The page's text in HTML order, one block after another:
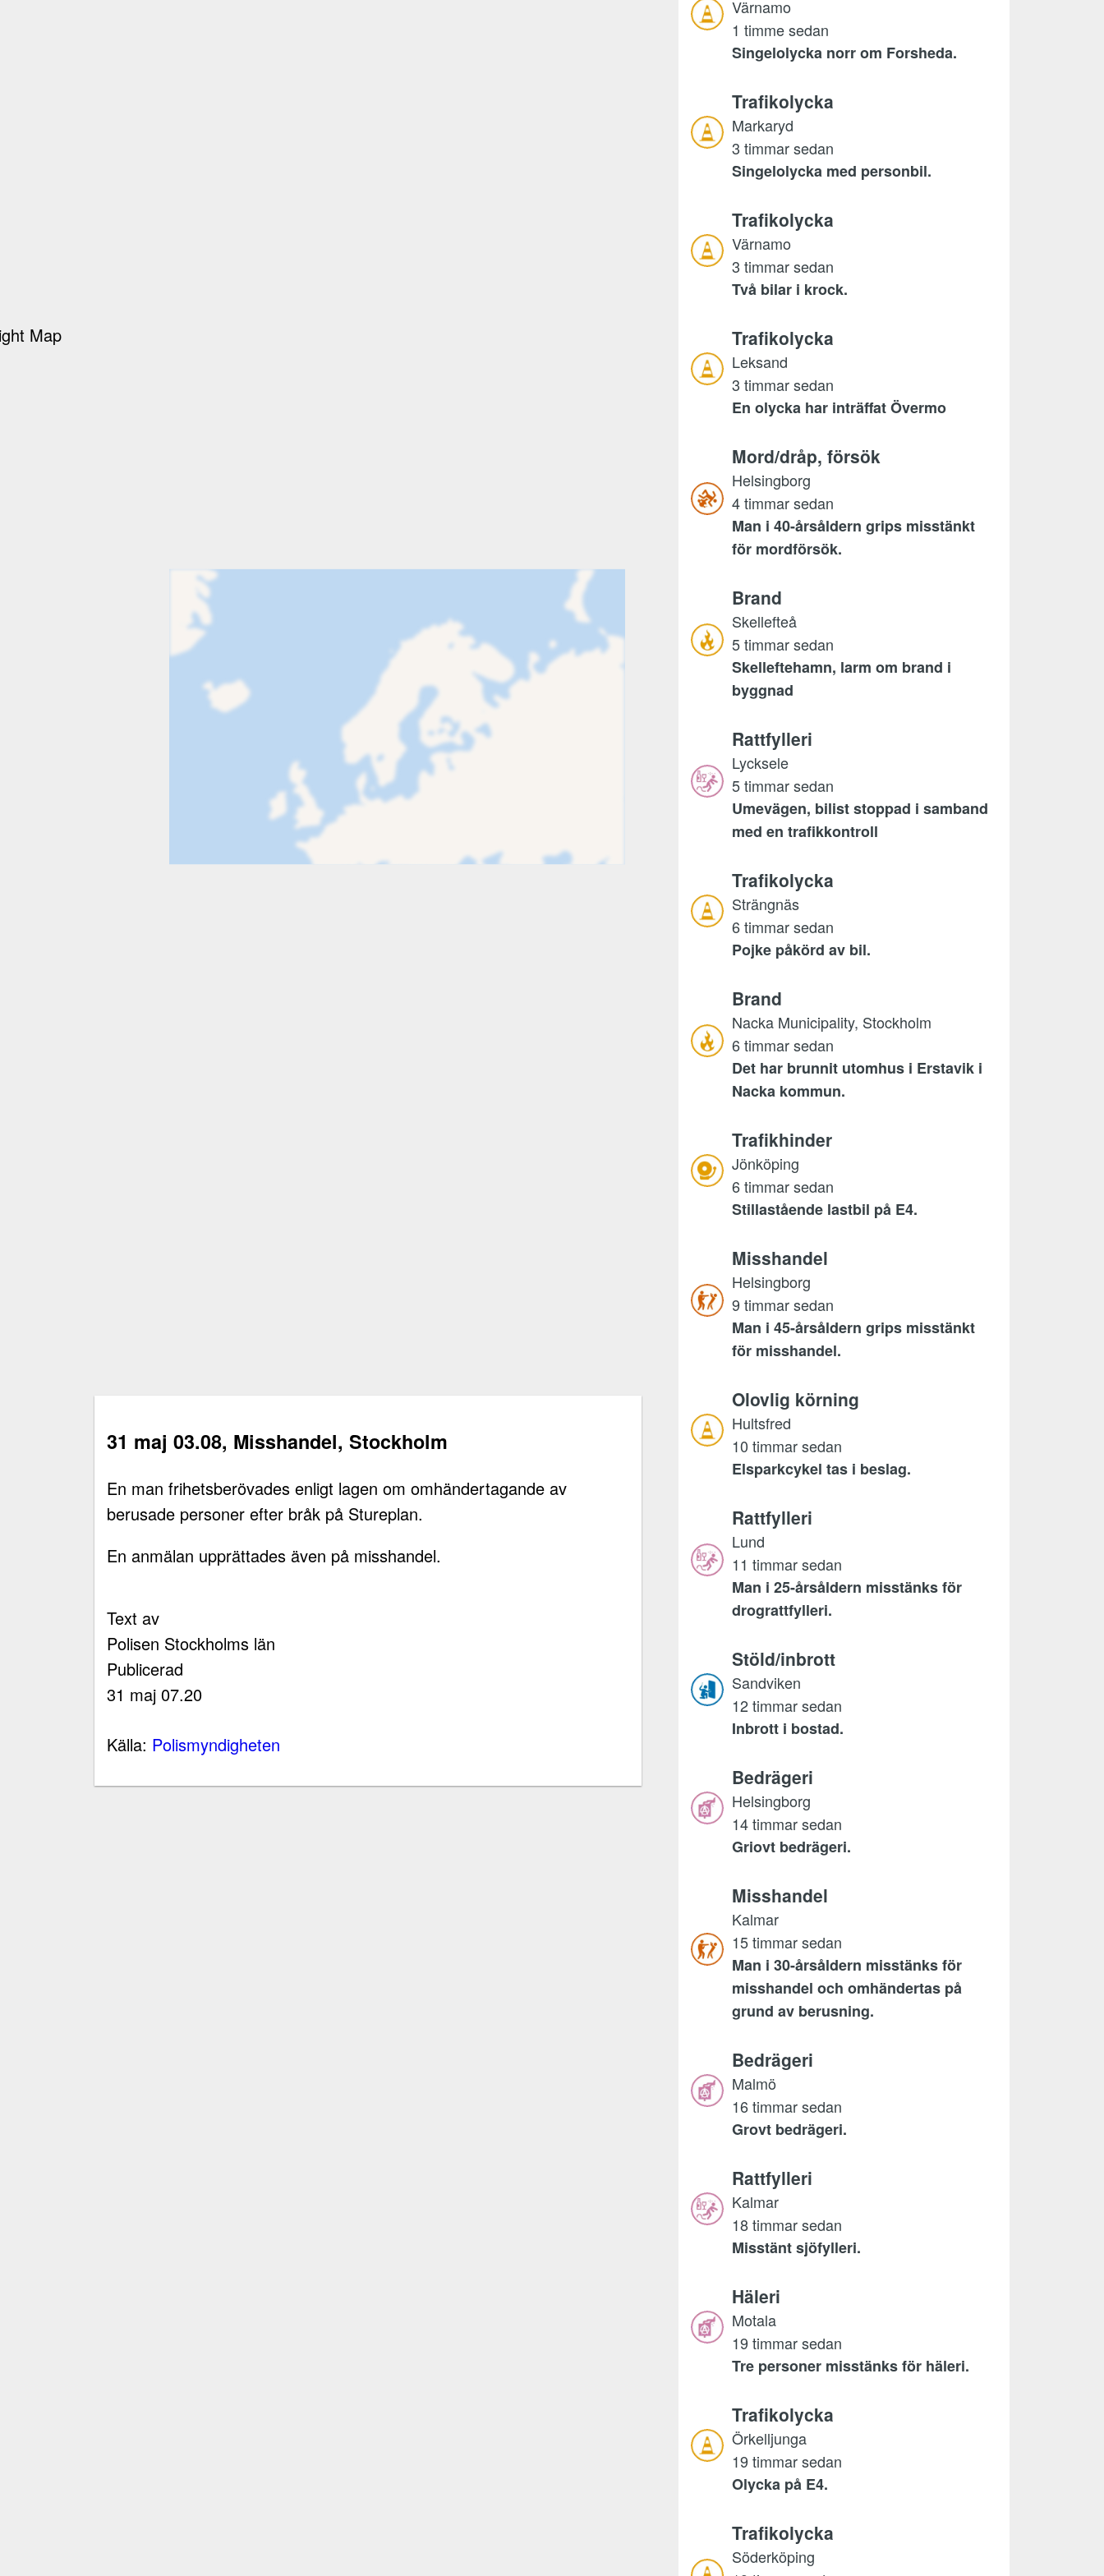
31 maj 03.08, Misshandel, Stockholm
En man frihetsberövades enligt lagen om omhändertagande av
berusade personer efter bråk på Stureplan.
En anmälan upprättades även på misshandel.
Text av
Polisen Stockholms län
Publicerad
31 maj 07.20
Källa: Polismyndigheten
Värnamo
1 timme sedan
Singelolycka norr om Forsheda.
Trafikolycka
Markaryd
3 timmar sedan
Singelolycka med personbil.
Trafikolycka
Värnamo
3 timmar sedan
Två bilar i krock.
Trafikolycka
Leksand
3 timmar sedan
En olycka har inträffat Övermo
Mord/dråp, försök
Helsingborg
4 timmar sedan
Man i 40-årsåldern grips misstänkt
för mordförsök.
Brand
Skellefteå
5 timmar sedan
Skelleftehamn, larm om brand i
byggnad
Rattfylleri
Lycksele
5 timmar sedan
Umevägen, bilist stoppad i samband
med en trafikkontroll
Trafikolycka
Strängnäs
6 timmar sedan
Pojke påkörd av bil.
Brand
Nacka Municipality, Stockholm
6 timmar sedan
Det har brunnit utomhus i Erstavik i
Nacka kommun.
Trafikhinder
Jönköping
6 timmar sedan
Stillastående lastbil på E4.
Misshandel
Helsingborg
9 timmar sedan
Man i 45-årsåldern grips misstänkt
för misshandel.
Olovlig körning
Hultsfred
10 timmar sedan
Elsparkcykel tas i beslag.
Rattfylleri
Lund
11 timmar sedan
Man i 25-årsåldern misstänks för
drograttfylleri.
Stöld/inbrott
Sandviken
12 timmar sedan
Inbrott i bostad.
Bedrägeri
Helsingborg
14 timmar sedan
Griovt bedrägeri.
Misshandel
Kalmar
15 timmar sedan
Man i 30-årsåldern misstänks för
misshandel och omhändertas på
grund av berusning.
Bedrägeri
Malmö
16 timmar sedan
Grovt bedrägeri.
Rattfylleri
Kalmar
18 timmar sedan
Misstänt sjöfylleri.
Häleri
Motala
19 timmar sedan
Tre personer misstänks för häleri.
Trafikolycka
Örkelljunga
19 timmar sedan
Olycka på E4.
Trafikolycka
Söderköping